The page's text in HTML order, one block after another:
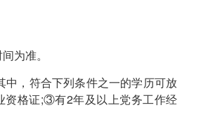
为准。
，符合下列条件之一的学历可放
格证;③有2年及以上党务工作经